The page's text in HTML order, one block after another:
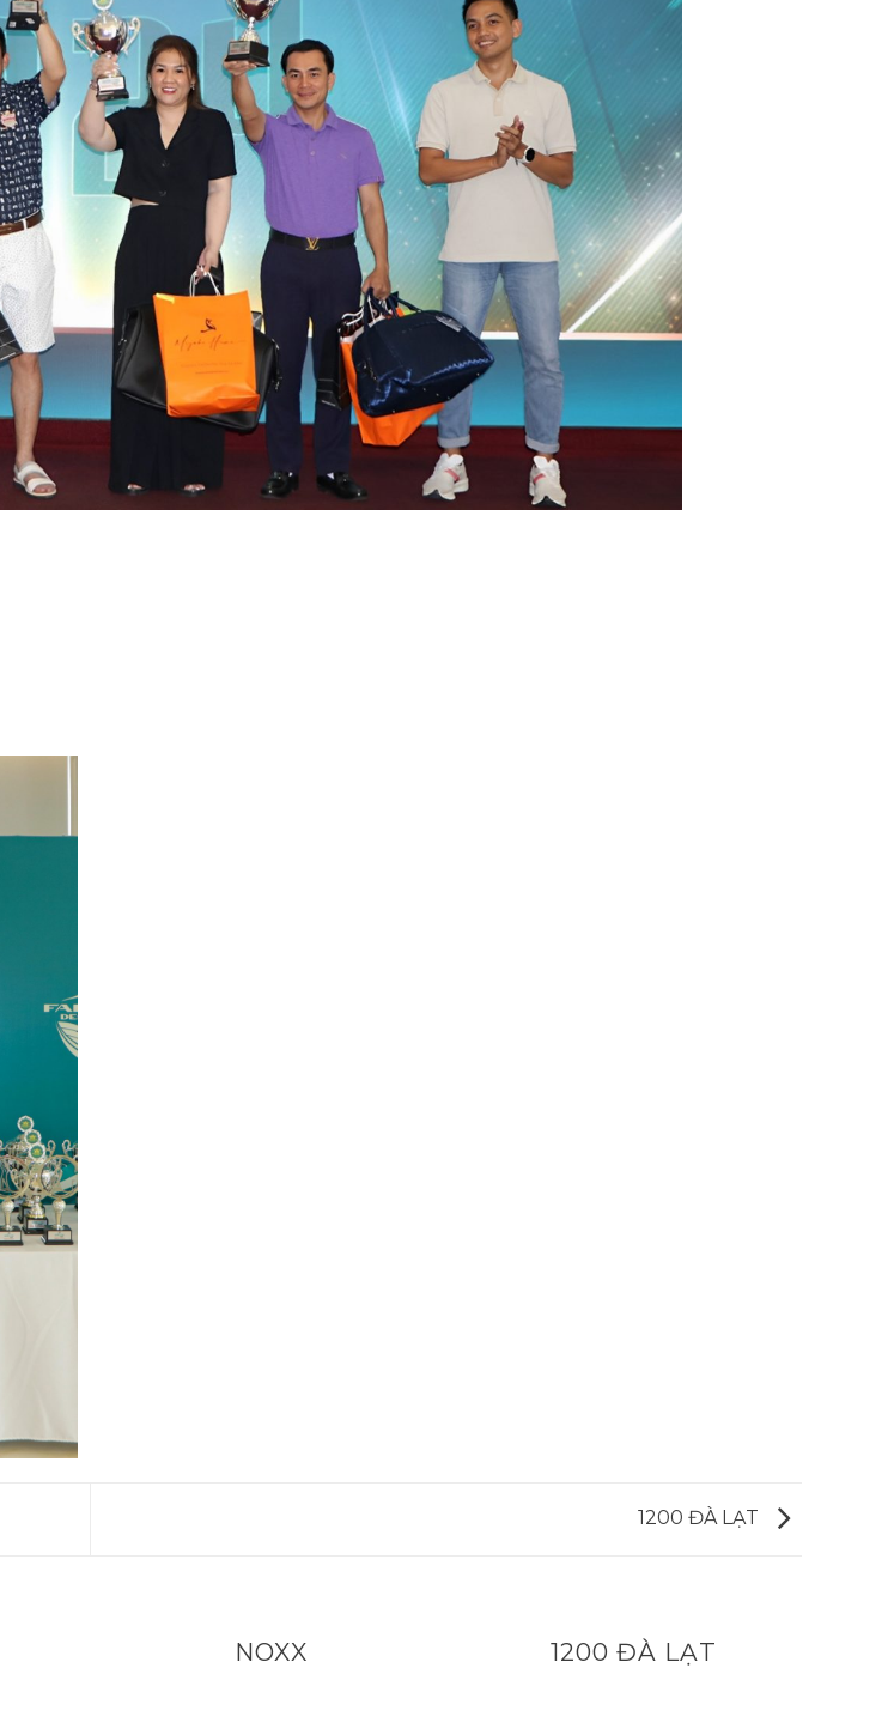
1200 ĐÀ LẠT
NOXX 1200 ĐÀ LẠT